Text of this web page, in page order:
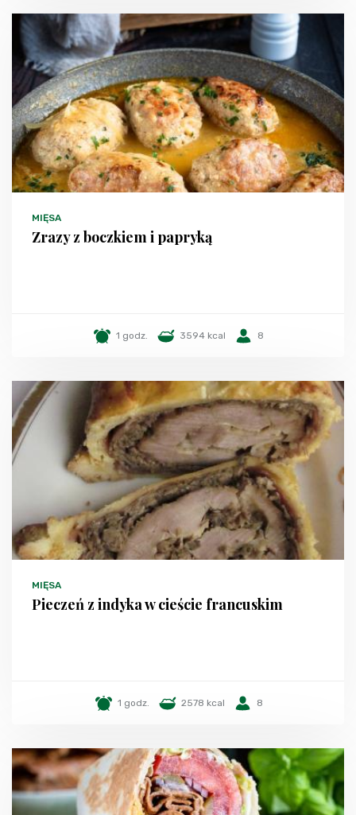
MIĘSA
Zrazy z boczkiem i papryką
1 godz. 3594 kcal 8
MIĘSA
Pieczeń z indyka w cieście francuskim
1 godz. 2578 kcal 8